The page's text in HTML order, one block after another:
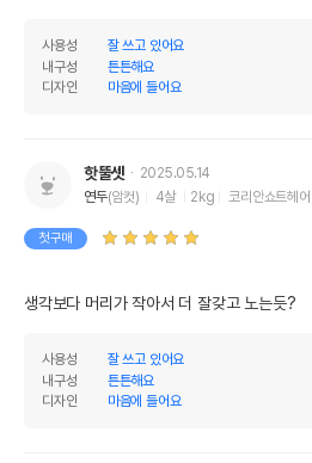
사용성
잘 쓰고 있어요
내구성
튼튼해요
디자인
마음에 들어요
핫뚤셋
2025.05.14
연두(암컷) 4살 2kg 코리안쇼트헤어
첫구매
생각보다 머리가 작아서 더 잘갖고 노는듯?
사용성
잘 쓰고 있어요
내구성
튼튼해요
디자인
마음에 들어요